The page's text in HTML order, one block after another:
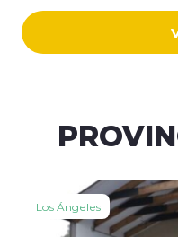
Los Ángeles